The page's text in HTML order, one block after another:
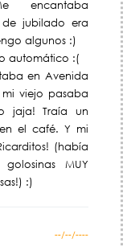
encantaba
jubilado era
algunos :)
automático :(
en Avenida
viejo pasaba
jaja! Traía un
el café. Y mi
(había
MUY
:)
--/--/----